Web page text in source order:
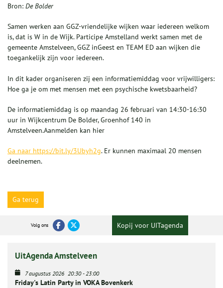
Bron: De Bolder
Samen werken aan GGZ-vriendelijke wijken waar iedereen welkom
is, dat is W in de Wijk. Participe Amstelland werkt samen met de
gemeente Amstelveen, GGZ inGeest en TEAM ED aan wijken die
toegankelijk zijn voor iedereen.
In dit kader organiseren zij een informatiemiddag voor vrijwilligers:
Hoe ga je om met mensen met een psychische kwetsbaarheid?
De informatiemiddag is op maandag 26 februari van 14:30-16:30
uur in Wijkcentrum De Bolder, Groenhof 140 in
Amstelveen.Aanmelden kan hier
Ga naar https://bit.ly/3Ubyh2g. Er kunnen maximaal 20 mensen
deelnemen.
Ga terug
Volg ons Kopij voor UITagenda
UitAgenda Amstelveen
7 augustus 2026 20:30-23:00
Friday's Latin Party in VOKA Bovenkerk